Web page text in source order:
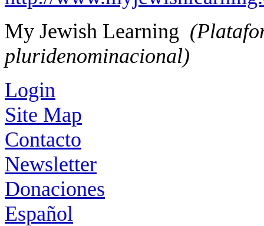
My Jewish Learning
pluridenominacional)
Login
Site Map
Contacto
Newsletter
Donaciones
Español